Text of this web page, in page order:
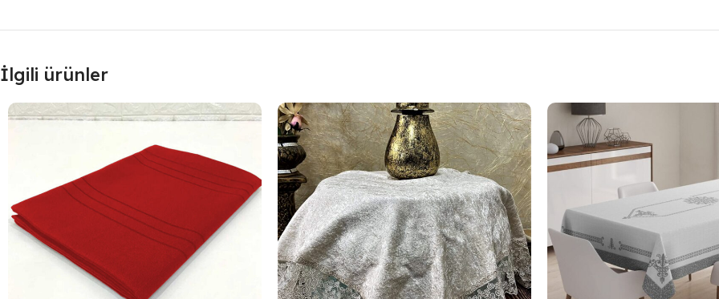
İlgili ürünler